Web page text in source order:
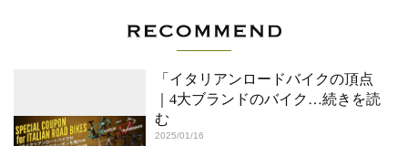
「イタリアンロードバイクの頂点
｜4大ブランドのバイク …続きを読
む
2025/01/16